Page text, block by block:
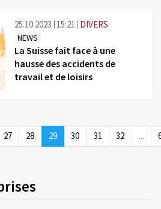
25.10.2023 15:21 DIVERS
NEWS
La Suisse fait face à une
hausse des accidents de
travail et de loisirs
27 28 29 30 31 32 ...